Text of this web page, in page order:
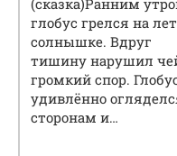
(сказка)Ранним
глобус грелся на
солнышке. Вдруг
тишину нарушил
громкий спор.
удивлённо
сторонам и…